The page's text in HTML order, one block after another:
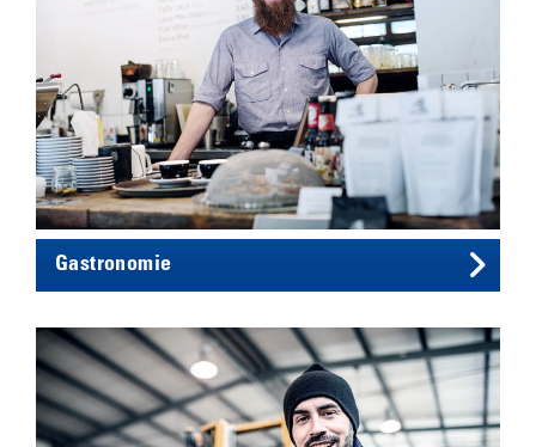
Gastronomie